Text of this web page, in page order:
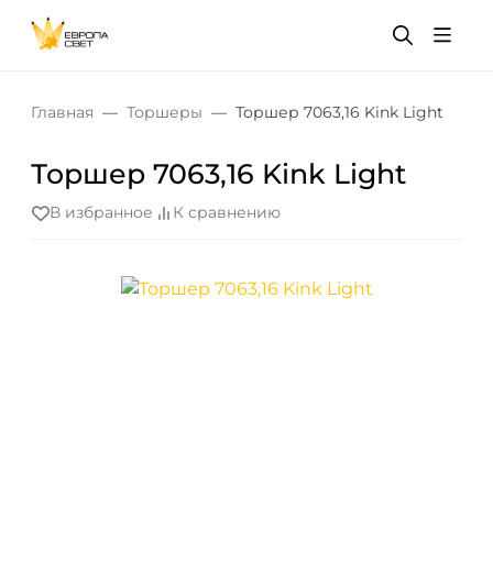
Главная Торшеры Торшер 7063,16 Kink Light
Торшер 7063,16 Kink Light
В избранное К сравнению